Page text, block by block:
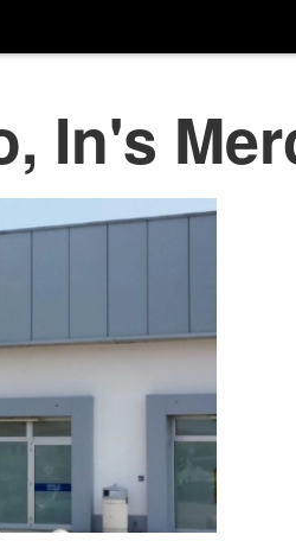
In's